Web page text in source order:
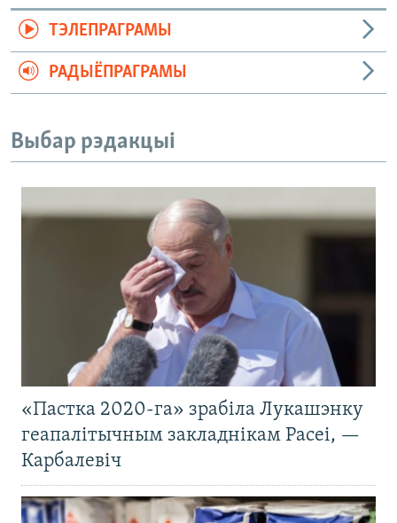
ТЭЛЕПРАГРАМЫ
РАДЫЁПРАГРАМЫ
Выбар рэдакцыі
«Пастка 2020-га» зрабіла Лукашэнку
геапалітычным закладнікам Расеі, —
Карбалевіч